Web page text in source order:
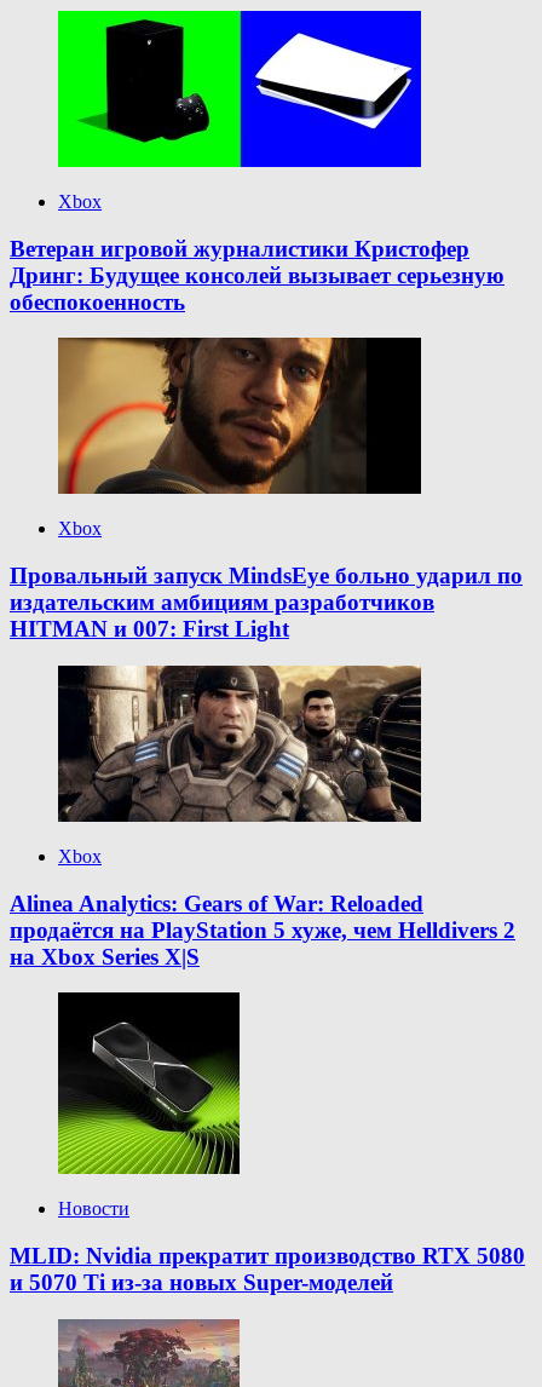
Xbox
Ветеран игровой журналистики Кристофер
Дринг: Будущее консолей вызывает серьезную
обеспокоенность
Xbox
Провальный запуск MindsEye больно ударил по
издательским амбициям разработчиков
HITMAN и 007: First Light
Xbox
Alinea Analytics: Gears of War: Reloaded
продаётся на PlayStation 5 хуже, чем Helldivers 2
на Xbox Series X|S
Новости
MLID: Nvidia прекратит производство RTX 5080
и 5070 Ti из-за новых Super-моделей